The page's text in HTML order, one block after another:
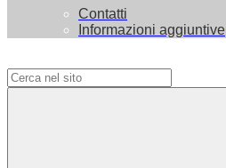
Contatti
Informazioni aggiuntive